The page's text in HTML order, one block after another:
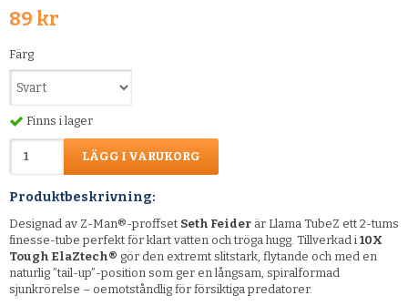
89 kr
Färg
Finns i lager
LÄGG I VARUKORG
Produktbeskrivning:
Designad av Z-Man®-proffset Seth Feider är Llama TubeZ ett 2-tums
finesse-tube perfekt för klart vatten och tröga hugg. Tillverkad i 10X
Tough ElaZtech® gör den extremt slitstark, flytande och med en
naturlig ”tail-up”-position som ger en långsam, spiralformad
sjunkrörelse – oemotståndlig för försiktiga predatorer.